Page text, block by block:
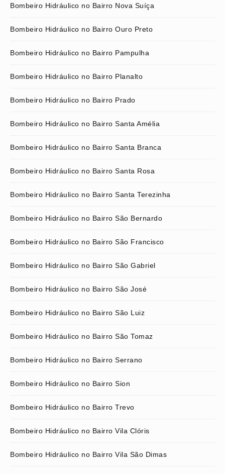
Bombeiro Hidráulico no Bairro Nova Suíça
Bombeiro Hidráulico no Bairro Ouro Preto
Bombeiro Hidráulico no Bairro Pampulha
Bombeiro Hidráulico no Bairro Planalto
Bombeiro Hidráulico no Bairro Prado
Bombeiro Hidráulico no Bairro Santa Amélia
Bombeiro Hidráulico no Bairro Santa Branca
Bombeiro Hidráulico no Bairro Santa Rosa
Bombeiro Hidráulico no Bairro Santa Terezinha
Bombeiro Hidráulico no Bairro São Bernardo
Bombeiro Hidráulico no Bairro São Francisco
Bombeiro Hidráulico no Bairro São Gabriel
Bombeiro Hidráulico no Bairro São José
Bombeiro Hidráulico no Bairro São Luiz
Bombeiro Hidráulico no Bairro São Tomaz
Bombeiro Hidráulico no Bairro Serrano
Bombeiro Hidráulico no Bairro Sion
Bombeiro Hidráulico no Bairro Trevo
Bombeiro Hidráulico no Bairro Vila Clóris
Bombeiro Hidráulico no Bairro Vila São Dimas